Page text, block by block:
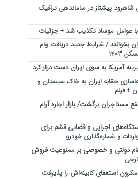
شاهرود پیشتاز در ساماندهی ترافیک
عوامل موساد تکذیب شد + جزئیات
بخوانند / شرایط جدید دریافت وام
۱۴۰۳
آمریکا به سوی ایران دست دراز کرد
حقابه ایران به خاک سیستان و
+ فیلم
مستاجران برگشت/ بازار اجاره آرام
اجرایی و قضایی قشم برای
و شماره‌گذاری خودرو
دولتی و خصوصی بر ممنوعیت فروش
مکرون استعفای کابینه‌اش را پذیرفت